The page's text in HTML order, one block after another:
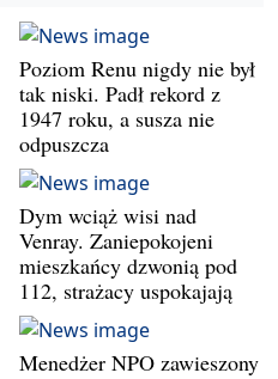
Poziom Renu nigdy nie był
tak niski. Padł rekord z
1947 roku, a susza nie
odpuszcza
Dym wciąż wisi nad
Venray. Zaniepokojeni
mieszkańcy dzwonią pod
112, strażacy uspokajają
Menedżer NPO zawieszony